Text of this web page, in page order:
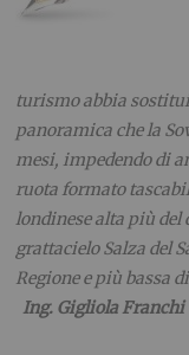
turismo abbia
panoramica che la
mesi, impedendo di
ruota formato
londinese alta più del
grattacielo Salza del
Regione e più bassa
Ing. Gigliola Franchi